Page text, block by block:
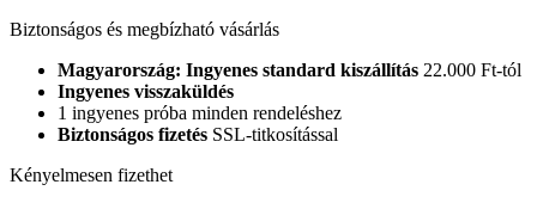
Biztonságos és megbízható vásárlás
Magyarország: Ingyenes standard kiszállítás 22.000 Ft-tól
Ingyenes visszaküldés
1 ingyenes próba minden rendeléshez
Biztonságos fizetés SSL-titkosítással
Kényelmesen fizethet